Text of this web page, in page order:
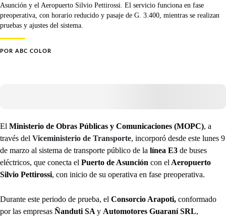
Asunción y el Aeropuerto Silvio Pettirossi. El servicio funciona en fase
preoperativa, con horario reducido y pasaje de G. 3.400, mientras se realizan
pruebas y ajustes del sistema.
POR ABC COLOR
El Ministerio de Obras Públicas y Comunicaciones (MOPC), a
través del Viceministerio de Transporte, incorporó desde este lunes 9
de marzo al sistema de transporte público de la línea E3 de buses
eléctricos, que conecta el Puerto de Asunción con el Aeropuerto
Silvio Pettirossi, con inicio de su operativa en fase preoperativa.
Durante este periodo de prueba, el Consorcio Arapoti, conformado
por las empresas Ñanduti SA y Automotores Guaraní SRL,